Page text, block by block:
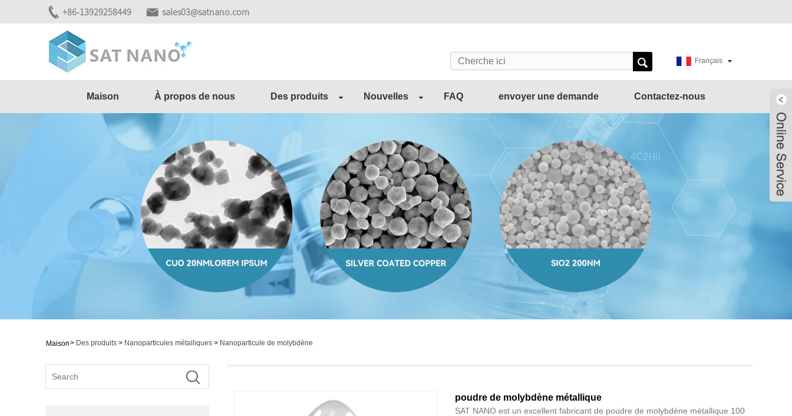
+86-13929258449 sales03@satnano.com
Français
Maison À propos de nous Des produits Nouvelles FAQ envoyer une demande Contactez-nous
Maison> Des produits > Nanoparticules métalliques > Nanoparticule de molybdène
poudre de molybdène métallique
SAT NANO est un excellent fabricant de poudre de molybdène métallique 100